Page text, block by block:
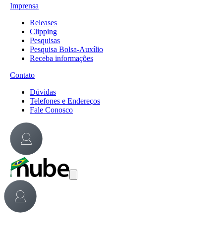
Imprensa
Releases
Clipping
Pesquisas
Pesquisa Bolsa-Auxílio
Receba informações
Contato
Dúvidas
Telefones e Endereços
Fale Conosco